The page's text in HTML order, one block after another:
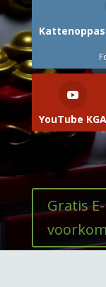
YouTube KGA
Gratis